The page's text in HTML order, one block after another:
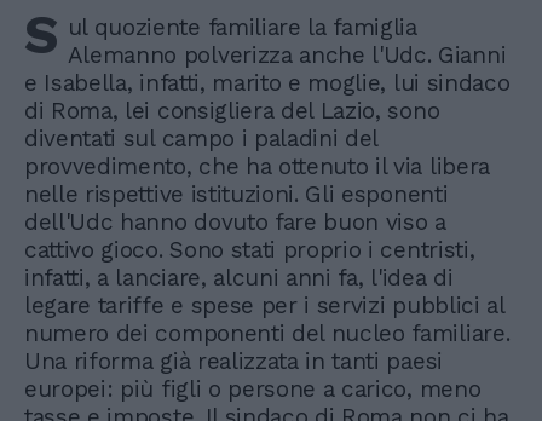
S ul quoziente familiare la famiglia
Alemanno polverizza anche l'Udc. Gianni
e Isabella, infatti, marito e moglie, lui sindaco
di Roma, lei consigliera del Lazio, sono
diventati sul campo i paladini del
provvedimento, che ha ottenuto il via libera
nelle rispettive istituzioni. Gli esponenti
dell'Udc hanno dovuto fare buon viso a
cattivo gioco. Sono stati proprio i centristi,
infatti, a lanciare, alcuni anni fa, l'idea di
legare tariffe e spese per i servizi pubblici al
numero dei componenti del nucleo familiare.
Una riforma già realizzata in tanti paesi
europei: più figli o persone a carico, meno